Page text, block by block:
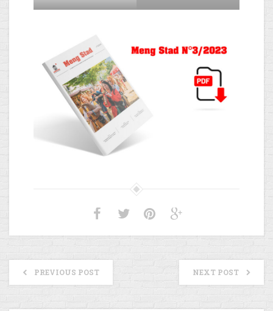
PREVIOUS POST NEXT POST